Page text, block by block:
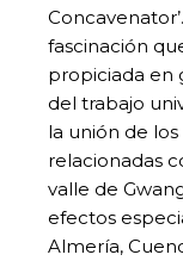
fascinación
propiciada en
del trabajo
la unión de
relacionadas
valle de
efectos
Almería,